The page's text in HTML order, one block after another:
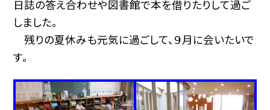
日誌の答え合わせや図書館で本を借りたりして過ご
しました。
残りの夏休みも元気に過ごして、９月に会いたいで
す。